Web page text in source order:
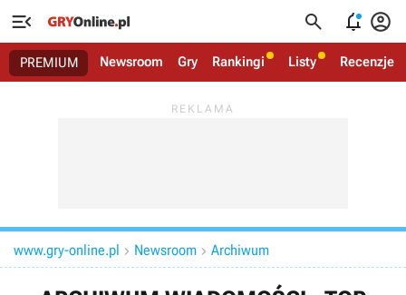
   
PREMIUM Newsroom Gry Rankingi Listy Recenzje
www.gry-online.pl  Newsroom  Archiwum